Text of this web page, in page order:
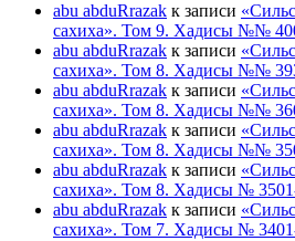
abu abduRrazak к записи
сахиха». Том 9. Хадисы №№
abu abduRrazak к записи
сахиха». Том 8. Хадисы №№
abu abduRrazak к записи
сахиха». Том 8. Хадисы №№
abu abduRrazak к записи
сахиха». Том 8. Хадисы №№
abu abduRrazak к записи
сахиха». Том 8. Хадисы №
abu abduRrazak к записи
сахиха». Том 7. Хадисы №